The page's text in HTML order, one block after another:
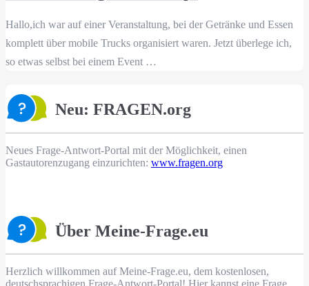
Hallo,ich war auf einer Veranstaltung, bei der Getränke und Essen
komplett über mobile Trucks organisiert waren. Jetzt überlege ich,
so etwas selbst bei einem Event …
Neu: FRAGEN.org
Neues Frage-Antwort-Portal mit der Möglichkeit, einen
Gastautorenzugang einzurichten: www.fragen.org
Über Meine-Frage.eu
Herzlich willkommen auf Meine-Frage.eu, dem kostenlosen,
deutschsprachigen Frage-Antwort-Portal! Hier kannst eine Frage